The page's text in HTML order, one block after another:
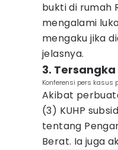
bukti di rumah
mengalami
mengaku jika
jelasnya.
3.
Konferensi pers kasus
Akibat
(3) KUHP
tentang
Berat. Ia juga